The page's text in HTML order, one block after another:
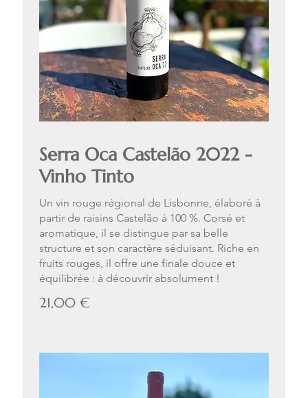
Serra Oca Castelão 2022 -
Vinho Tinto
Un vin rouge régional de Lisbonne, élaboré à
partir de raisins Castelão à 100 %. Corsé et
aromatique, il se distingue par sa belle
structure et son caractère séduisant. Riche en
fruits rouges, il offre une finale douce et
équilibrée : à découvrir absolument !
21,00 €